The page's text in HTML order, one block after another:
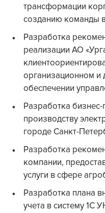
трансформации
созданию команды
Разработка
реализации АО
организационном и
обеспечении
Разработка
производству
городе Санкт-
Разработка
компании,
услуги в сфере
Разработка плана
учета в систему